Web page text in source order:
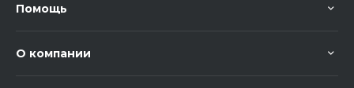
Помощь
О компании